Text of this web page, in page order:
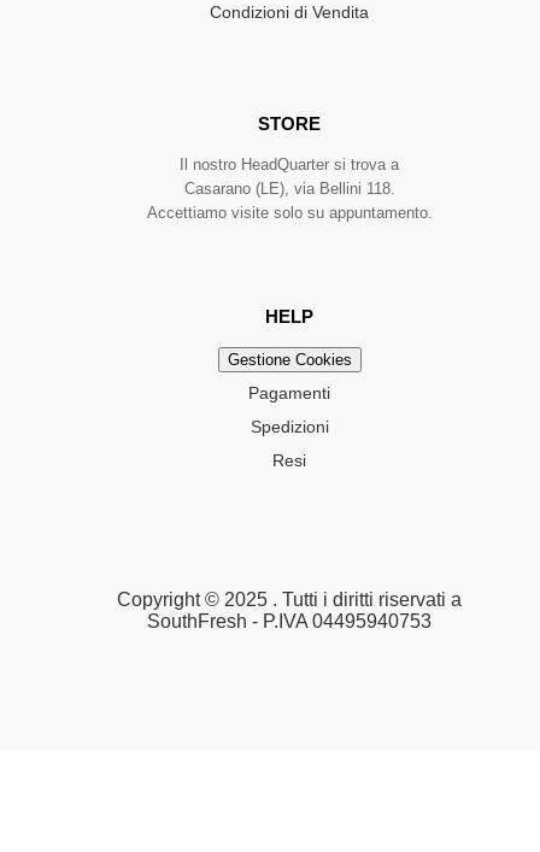
Condizioni di Vendita
STORE
Il nostro HeadQuarter si trova a
Casarano (LE), via Bellini 118.
Accettiamo visite solo su appuntamento.
HELP
Gestione Cookies
Pagamenti
Spedizioni
Resi
Copyright © 2025 . Tutti i diritti riservati a
SouthFresh - P.IVA 04495940753